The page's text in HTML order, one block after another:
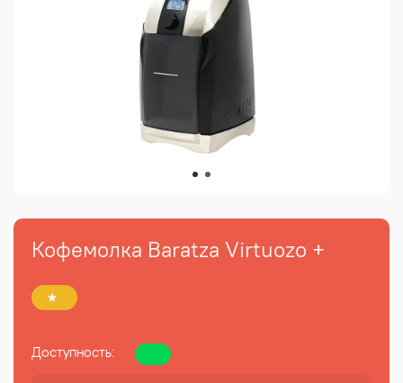
Кофемолка Baratza Virtuozo +
Доступность: